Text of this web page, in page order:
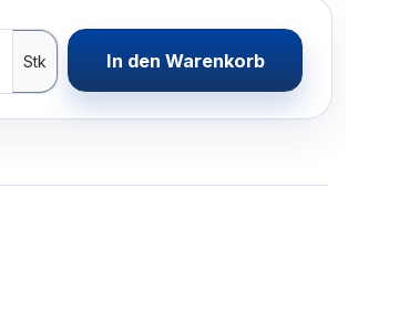
Stk
In den Warenkorb